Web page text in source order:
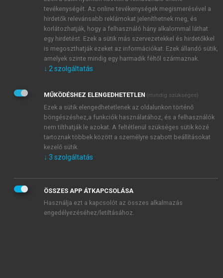
JELSZÓ ÚJRA
Kérek értesítést a MeRSZ újdonságairól, akcióiról.
Kérek értesítést az Akadémiai Kiadó Zrt. újdonságairól,
Adatkezelési tájékoztatóbanfoglaltakat tudomásul
veszem és elfogadom.
Általános vásárlási feltételeket, valamint a szotar.netés a
mersz.huoldalak licencszerződéseiben foglaltakat
tudomásul veszem és elfogadom.
KIPRÓBÁLOM
tevékenységét. Az online tevékenységek megismerésével a
hirdetők relevánsabb reklámokat jeleníthetnek meg, és
korlátozhatják, hogy a felhasználó hány alkalommal láthat
egy hirdetést. Ezek a sütik más szervezetekkel és hirdetőkkel
is megoszthatják ezeket az információkat. Ezek állandó sütik,
amelyek szinte mindig egy harmadik féltől származnak.
↓ 2 szolgáltatás
MŰKÖDÉSHEZ ELENGEDHETETLEN (mindig szükséges)
Ezek a sütik elengedhetetlenek az oldalunkon történő
böngészéshez,a funkciók használatához, és a felhasználók
nem tilthatják le azokat. A feltétlenül szükséges sütik közé
tartoznak többek között a személyre szabott beállításokat
kezelő sütik.
↓ 3 szolgáltatás
ÖSSZES APP ÁTKAPCSOLÁSA
Használja ezt a kapcsolót az összes alkalmazás
engedélyezéséhez/letiltásához.